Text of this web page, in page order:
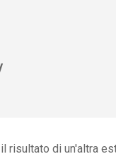
risultato di un'altra